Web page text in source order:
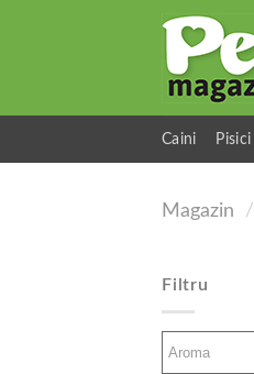
Caini Pisici
Magazin /
Filtru